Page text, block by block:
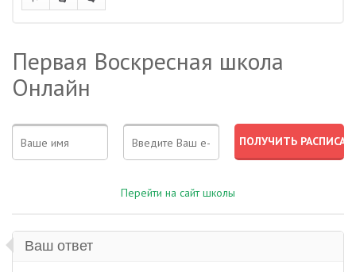
Первая Воскресная школа
Онлайн
Перейти на сайт школы
Ваш ответ